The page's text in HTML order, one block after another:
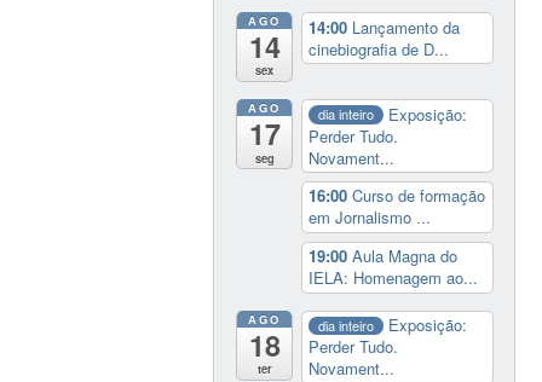
AGO
14
sex
14:00 Lançamento da
cinebiografia de D...
AGO
17
seg
dia inteiro
Exposição:
Perder Tudo.
Novament...
16:00Curso de formação
em Jornalismo ...
19:00Aula Magna do
IELA: Homenagem ao...
AGO
18
ter
dia inteiro
Exposição:
Perder Tudo.
Novament...